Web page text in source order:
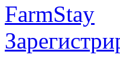
FarmStay